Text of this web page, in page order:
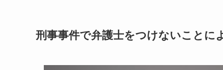
刑事事件で弁護士をつけないことに